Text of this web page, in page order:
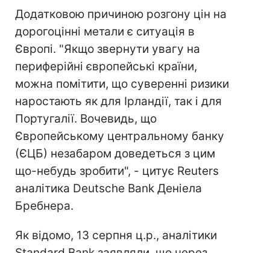
Додатковою причиною розгону цін на
дорогоцінні метали є ситуація в
Європі. "Якщо звернути увагу на
периферійні європейські країни,
можна помітити, що суверенні ризики
наростають як для Ірландії, так і для
Португалії. Вочевидь, що
Європейському центральному банку
(ЄЦБ) незабаром доведеться з цим
що-небудь зробити", - цитує Reuters
аналітика Deutsche Bank Деніела
Бребнера.
Як відомо, 13 серпня ц.р., аналітики